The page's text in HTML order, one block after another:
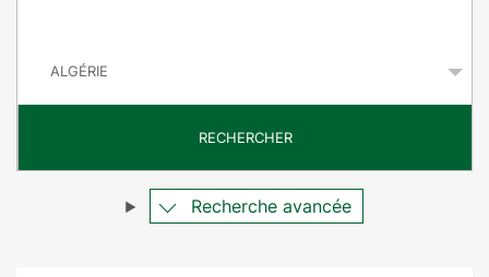
ê
e
RECHERCHER
Recherche avancée